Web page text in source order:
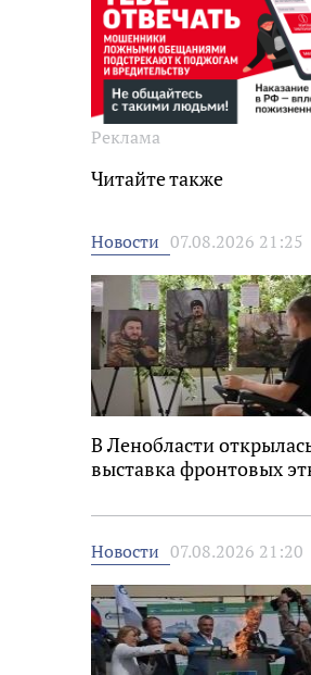
Реклама
Читайте также
Новости 07.08.2026 21:25
В Ленобласти
выставка фронтовых
Новости 07.08.2026 21:20